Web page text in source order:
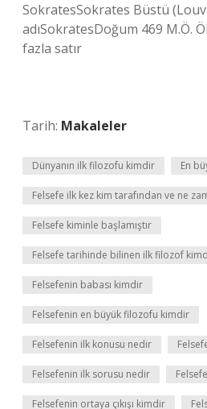
SokratesSokrates Büstü
adıSokratesDoğum 469 M.Ö.
fazla satır
Tarih: Makaleler
Dünyanın ilk filozofu kimdir En
Felsefe ilk kez kim tarafından ve ne
Felsefe kiminle başlamıştır
Felsefe tarihinde bilinen ilk filozof
Felsefenin babası kimdir
Felsefenin en büyük filozofu kimdir
Felsefenin ilk konusu nedir
Felsefenin ilk sorusu nedir
Felsefenin ortaya çıkışı kimdir